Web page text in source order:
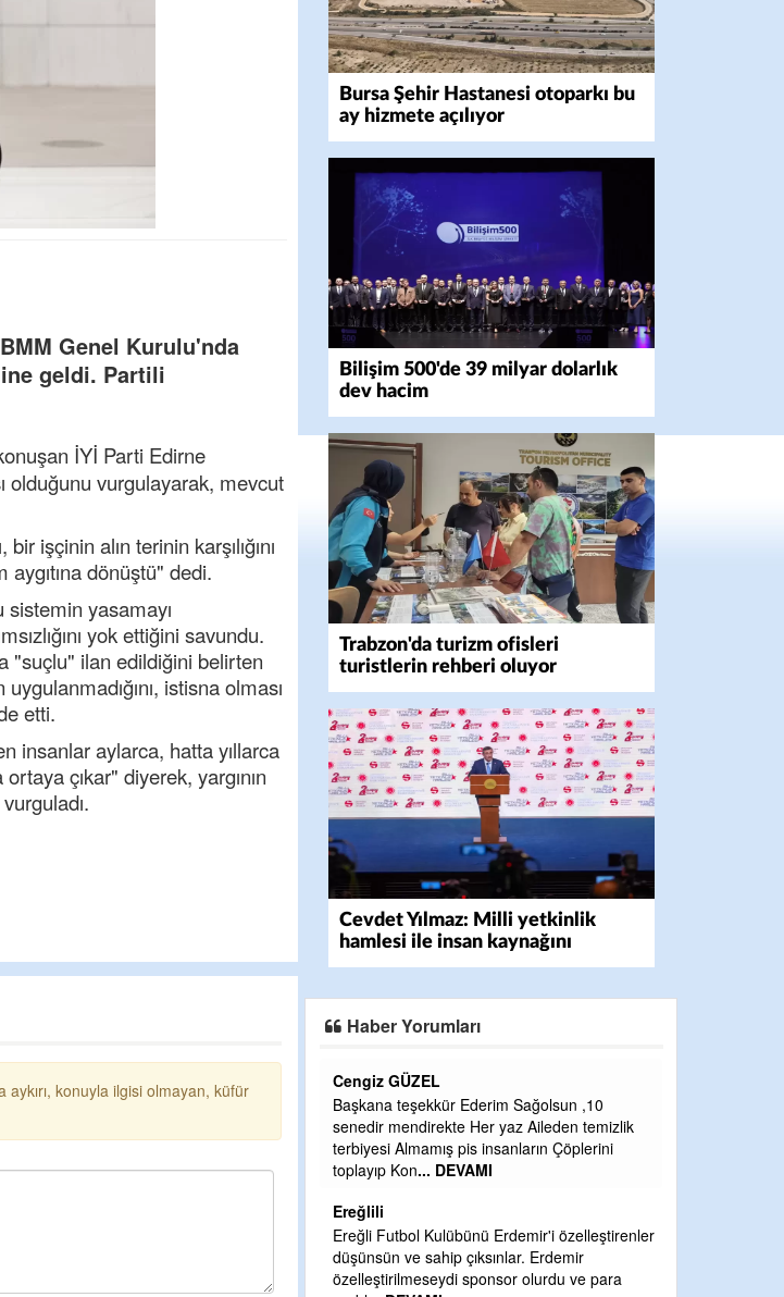
Genel Kurulu'nda
geldi. Partili
İYİ Parti Edirne
olduğunu vurgulayarak, mevcut
işçinin alın terinin karşılığını
aygıtına dönüştü" dedi.
sistemin yasamayı
yok ettiğini savundu.
"suçlu" ilan edildiğini belirten
istisna olması
etti.
insanlar aylarca, hatta yıllarca
çıkar" diyerek, yargının
aykırı, konuyla ilgisi olmayan, küfür
Bursa Şehir Hastanesi otoparkı bu
ay hizmete açılıyor
Bilişim 500'de 39 milyar dolarlık
dev hacim
Trabzon'da turizm ofisleri
turistlerin rehberi oluyor
Cevdet Yılmaz: Milli yetkinlik
hamlesi ile insan kaynağını
güçlendiriyoruz
Haber Yorumları
Cengiz GÜZEL
Başkana teşekkür Ederim Sağolsun ,10
senedir mendirekte Her yaz Aileden temizlik
terbiyesi Almamış pis insanların Çöplerini
toplayıp Kon... DEVAMI
Ereğli Futbol Kulübünü Erdemir'i özelleştirenler
özelleştirilmeseydi sponsor olurdu ve para
CEVDET YILMAZ
GULDERE DERE ÇALIŞMALARI, SEKIZ YIL
ÖNCE ALKAYA TARAFINDAN BAŞLATILDI,
ETRASFINDA YERLEŞİM YERI OLMAYAN
KISIMLARA DUVARLAR YAPILDI."BURADAK
Şaban yavuz
Mekanı cennet olsun kederli ailesine Rabbim
Sabri Celil ihsan eylesin